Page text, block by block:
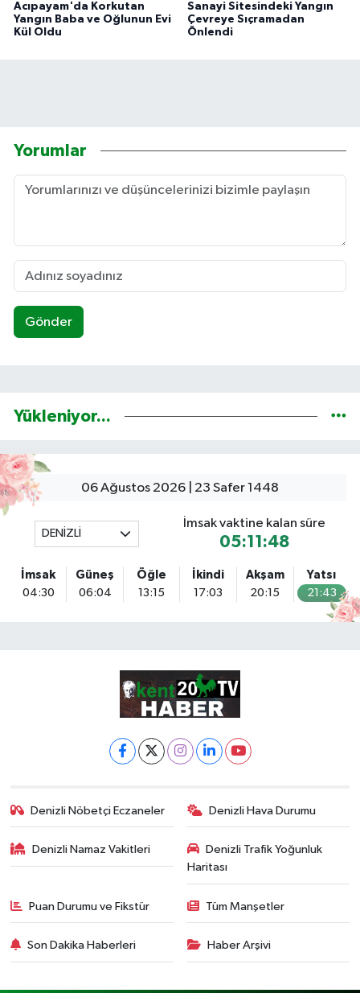
Acıpayam'da Korkutan
Yangın Baba ve Oğlunun Evi
Kül Oldu
Sanayi Sitesindeki Yangın
Çevreye Sıçramadan
Önlendi
Yorumlar
Gönder
Yükleniyor...
06 Ağustos 2026 | 23 Safer 1448
DENİZLİ
İmsak vaktine kalan süre
05:11:47
İmsak
04:30
Güneş
06:04
Öğle
13:15
İkindi
17:03
Akşam
20:15
Yatsı
21:43
Denizli Nöbetçi Eczaneler Denizli Hava Durumu
Denizli Namaz Vakitleri
Denizli Trafik Yoğunluk
Haritası
Puan Durumu ve Fikstür Tüm Manşetler
Son Dakika Haberleri Haber Arşivi